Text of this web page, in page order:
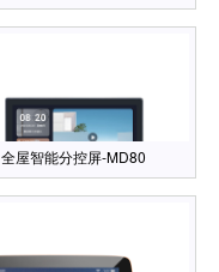
全屋智能分控屏-MD80